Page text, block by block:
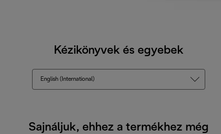
Kézikönyvek és egyebek
English (International)
Sajnáljuk, ehhez a termékhez még